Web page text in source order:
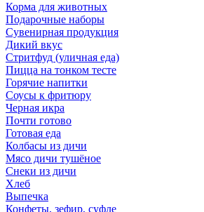
Корма для животных
Подарочные наборы
Сувенирная продукция
Дикий вкус
Стритфуд (уличная еда)
Пицца на тонком тесте
Горячие напитки
Соусы к фритюру
Черная икра
Почти готово
Готовая еда
Колбасы из дичи
Мясо дичи тушёное
Снеки из дичи
Хлеб
Выпечка
Конфеты, зефир, суфле